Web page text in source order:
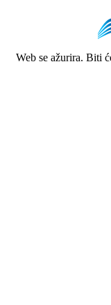
Web se ažurira. Biti